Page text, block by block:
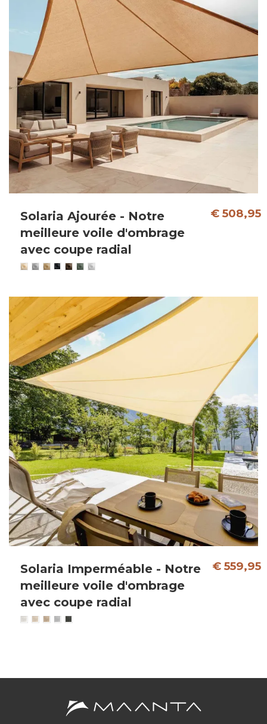
Solaria Ajourée - Notre
meilleure voile d'ombrage
avec coupe radial
€ 508,95
Solaria Imperméable - Notre
meilleure voile d'ombrage
avec coupe radial
€ 559,95